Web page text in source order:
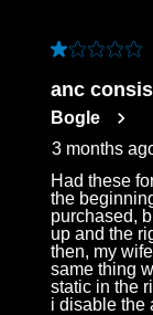
1 out of 5
anc
Bogle
3 months
Had these
the
purchased,
up and the
then, my
same thing
static in the
i disable the